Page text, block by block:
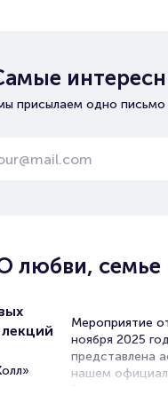
присылаем одно письмо
любви,
Мероприятие
ноября 2025
представлена
нашем